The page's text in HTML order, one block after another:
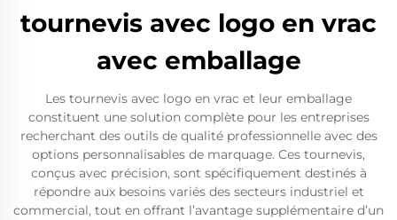
tournevis avec logo en vrac
avec emballage
Les tournevis avec logo en vrac et leur emballage
constituent une solution complète pour les entreprises
recherchant des outils de qualité professionnelle avec des
options personnalisables de marquage. Ces tournevis,
conçus avec précision, sont spécifiquement destinés à
répondre aux besoins variés des secteurs industriel et
commercial, tout en offrant l’avantage supplémentaire d’un